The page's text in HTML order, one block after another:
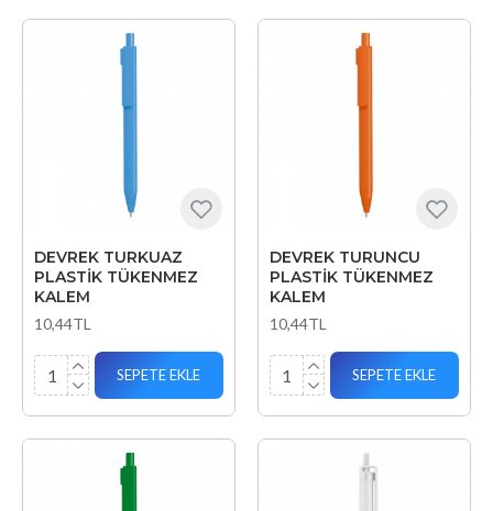
DEVREK TURKUAZ
PLASTİK TÜKENMEZ
KALEM
10,44TL
SEPETE EKLE
DEVREK TURUNCU
PLASTİK TÜKENMEZ
KALEM
10,44TL
SEPETE EKLE